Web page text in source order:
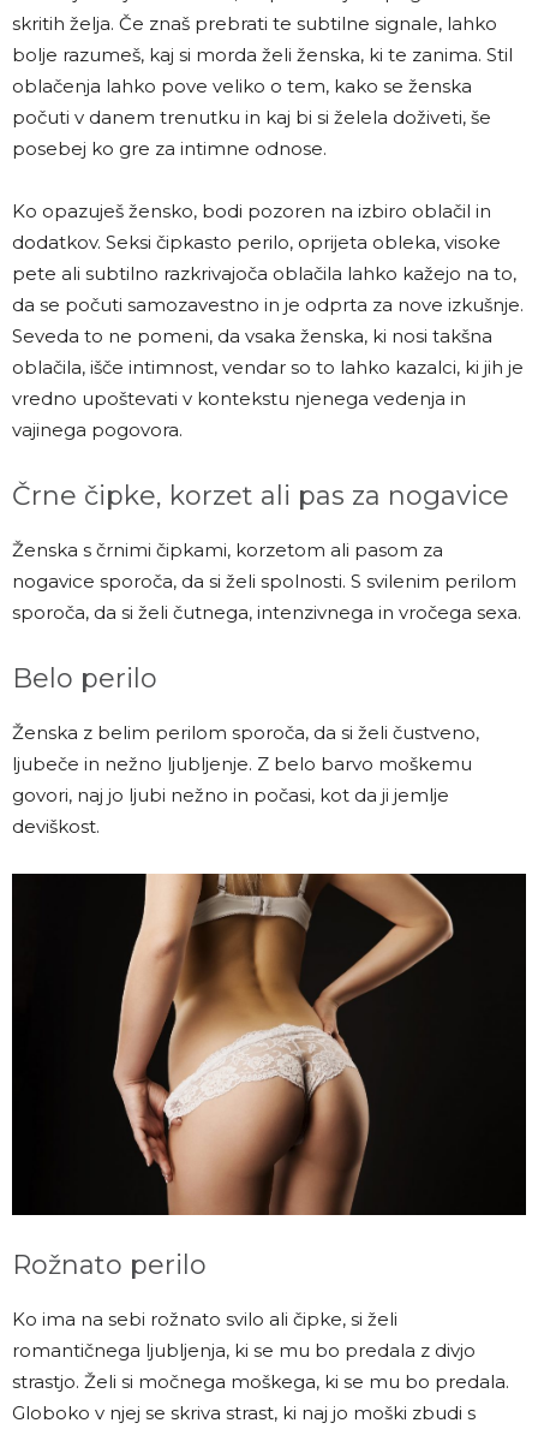
skritih želja. Če znaš prebrati te subtilne signale, lahko
bolje razumeš, kaj si morda želi ženska, ki te zanima. Stil
oblačenja lahko pove veliko o tem, kako se ženska
počuti v danem trenutku in kaj bi si želela doživeti, še
posebej ko gre za intimne odnose.
Ko opazuješ žensko, bodi pozoren na izbiro oblačil in
dodatkov. Seksi čipkasto perilo, oprijeta obleka, visoke
pete ali subtilno razkrivajoča oblačila lahko kažejo na to,
da se počuti samozavestno in je odprta za nove izkušnje.
Seveda to ne pomeni, da vsaka ženska, ki nosi takšna
oblačila, išče intimnost, vendar so to lahko kazalci, ki jih je
vredno upoštevati v kontekstu njenega vedenja in
vajinega pogovora.
Črne čipke, korzet ali pas za nogavice
Ženska s črnimi čipkami, korzetom ali pasom za
nogavice sporoča, da si želi spolnosti. S svilenim perilom
sporoča, da si želi čutnega, intenzivnega in vročega sexa.
Belo perilo
Ženska z belim perilom sporoča, da si želi čustveno,
ljubeče in nežno ljubljenje. Z belo barvo moškemu
govori, naj jo ljubi nežno in počasi, kot da ji jemlje
deviškost.
Rožnato perilo
Ko ima na sebi rožnato svilo ali čipke, si želi
romantičnega ljubljenja, ki se mu bo predala z divjo
strastjo. Želi si močnega moškega, ki se mu bo predala.
Globoko v njej se skriva strast, ki naj jo moški zbudi s